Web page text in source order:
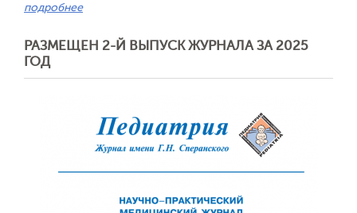
подробнее
РАЗМЕЩЕН 2-Й ВЫПУСК ЖУРНАЛА ЗА 2025
ГОД